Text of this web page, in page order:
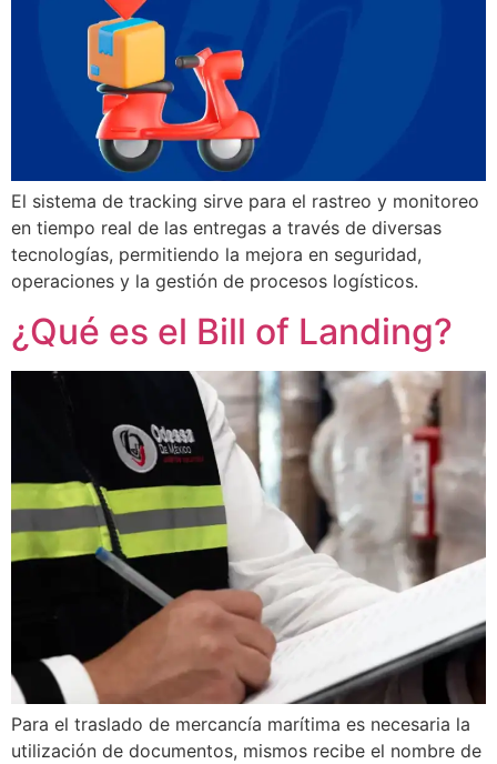
El sistema de tracking sirve para el rastreo y monitoreo
en tiempo real de las entregas a través de diversas
tecnologías, permitiendo la mejora en seguridad,
operaciones y la gestión de procesos logísticos.
¿Qué es el Bill of Landing?
Para el traslado de mercancía marítima es necesaria la
utilización de documentos, mismos recibe el nombre de